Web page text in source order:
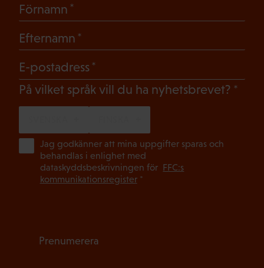
Förnamn
Efternamn
E-postadress
På vilket språk vill du ha nyhetsbrevet?
Jag godkänner att mina uppgifter sparas och
behandlas i enlighet med
dataskyddsbeskrivningen för FFC:s
kommunikationsregister*
Prenumerera